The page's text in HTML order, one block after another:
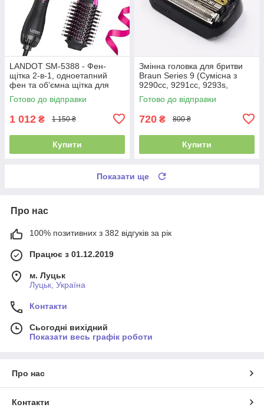
LANDOT SM-5388 - Фен-
щітка 2-в-1, одноетапний
фен та об’ємна щітка для
сушіння і укладки волосся,
швидке сушіння, домашній
Готово до відправки
1 012 ₴ 1 150 ₴
Купити
Змінна головка для бритви
Braun Series 9 (Сумісна з
9290cc, 9291cc, 9293s,
9330s, 9296cc)
Готово до відправки
720 ₴ 800 ₴
Купити
Показати ще
Про нас
100% позитивних з 382 відгуків за рік
Працює з 01.12.2019
м. Луцьк
Луцьк, Україна
Контакти
Сьогодні вихідний
Показати весь графік роботи
Про нас
Контакти